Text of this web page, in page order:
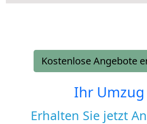
Kostenlose Angebote
Ihr Umzug
Erhalten Sie jetzt